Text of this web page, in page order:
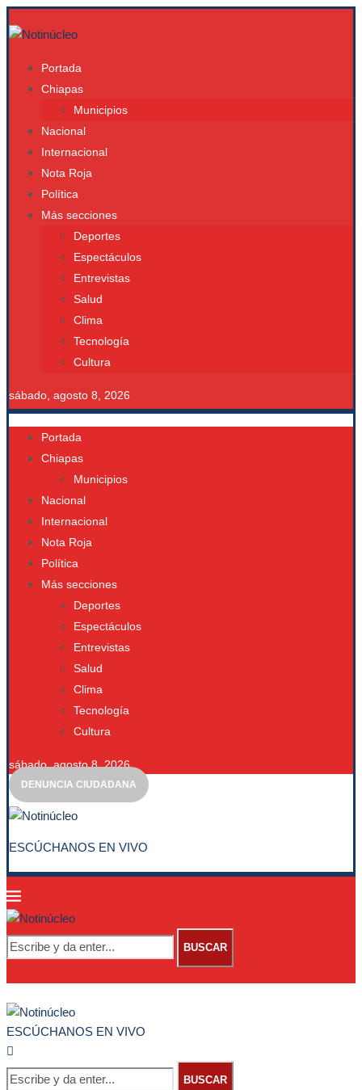
Portada
Chiapas
Municipios
Nacional
Internacional
Nota Roja
Política
Más secciones
Deportes
Espectáculos
Entrevistas
Salud
Clima
Tecnología
Cultura
sábado, agosto 8, 2026
Portada
Chiapas
Municipios
Nacional
Internacional
Nota Roja
Política
Más secciones
Deportes
Espectáculos
Entrevistas
Salud
Clima
Tecnología
Cultura
sábado, agosto 8, 2026
DENUNCIA CIUDADANA
ESCÚCHANOS EN VIVO
BUSCAR
ESCÚCHANOS EN VIVO
BUSCAR